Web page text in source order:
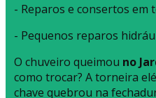
- Reparos e consertos em
- Pequenos reparos
O chuveiro queimou no
como trocar? A torneira
chave quebrou na